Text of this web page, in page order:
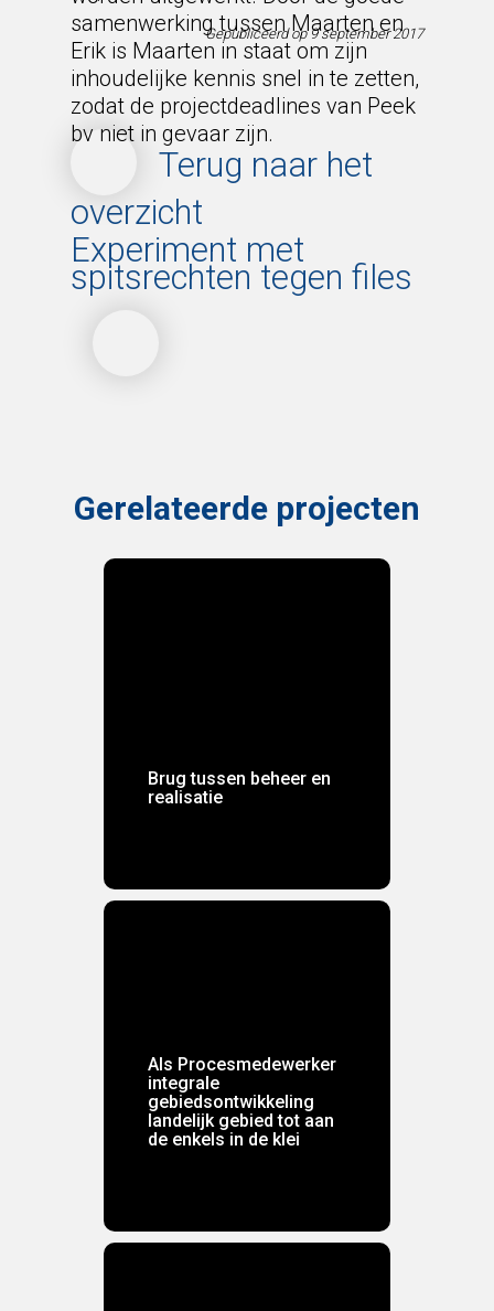
samenwerking tussen Maarten en
Erik is Maarten in staat om zijn
inhoudelijke kennis snel in te zetten,
zodat de projectdeadlines van Peek
bv niet in gevaar zijn.
Gepubliceerd op 9 september 2017
Terug naar het
overzicht
Experiment met
spitsrechten tegen files
Gerelateerde projecten
Brug tussen beheer en
realisatie
Als Procesmedewerker
integrale
gebiedsontwikkeling
landelijk gebied tot aan
de enkels in de klei